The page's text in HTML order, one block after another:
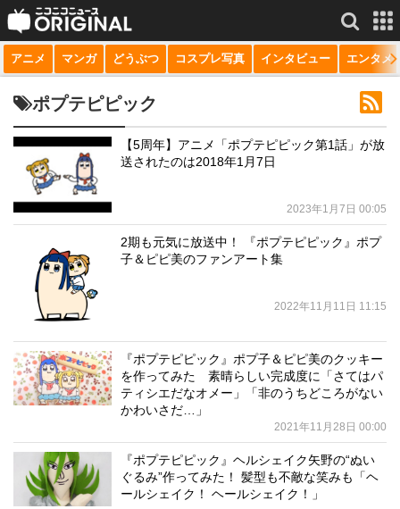
サービス一覧 もっと見る
niconico
動画
生放送
ニュース
マンガ
ニコニコQ
アニメ マンガ どうぶつ コスプレ写真 インタビュー エンタメ
ポプテピピック
【5周年】アニメ「ポプテピピック第1話」が放
送されたのは2018年1月7日
2023年1月7日 00:05
2期も元気に放送中！ 『ポプテピピック』ポプ
子＆ピピ美のファンアート集
2022年11月11日 11:15
『ポプテピピック』ポプ子＆ピピ美のクッキー
を作ってみた 素晴らしい完成度に「さてはパ
ティシエだなオメー」「非のうちどころがない
かわいさだ…」
2021年11月28日 00:00
『ポプテピピック』ヘルシェイク矢野の“ぬい
ぐるみ”作ってみた！ 髪型も不敵な笑みも「ヘ
ールシェイク！ ヘールシェイク！」